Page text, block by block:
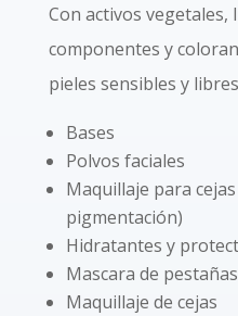
Con activos vegetales,
componentes y
pieles sensibles y
Bases
Polvos faciales
Maquillaje para
pigmentación)
Hidratantes y
Mascara de pestañas
Maquillaje de cejas